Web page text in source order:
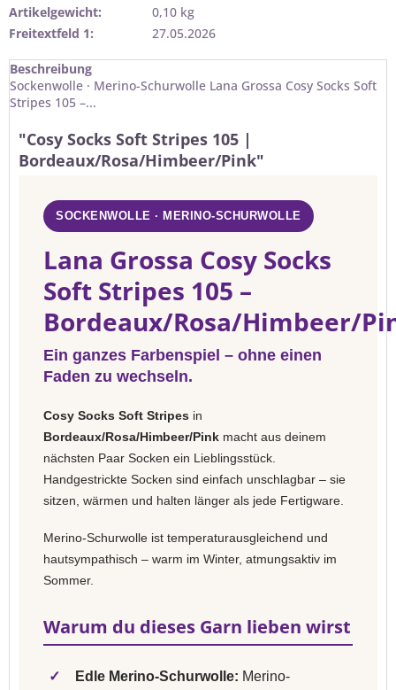
Artikelgewicht:
0,10 kg
Freitextfeld 1:
27.05.2026
Beschreibung
Sockenwolle · Merino-Schurwolle Lana Grossa Cosy Socks Soft
Stripes 105 –...
"Cosy Socks Soft Stripes 105 |
Bordeaux/Rosa/Himbeer/Pink"
SOCKENWOLLE · MERINO-SCHURWOLLE
Lana Grossa Cosy Socks
Soft Stripes 105 –
Bordeaux/Rosa/Himbeer/
Ein ganzes Farbenspiel – ohne einen
Faden zu wechseln.
Cosy Socks Soft Stripes in
Bordeaux/Rosa/Himbeer/Pink macht aus deinem
nächsten Paar Socken ein Lieblingsstück.
Handgestrickte Socken sind einfach unschlagbar – sie
sitzen, wärmen und halten länger als jede Fertigware.
Merino-Schurwolle ist temperaturausgleichend und
hautsympathisch – warm im Winter, atmungsaktiv im
Sommer.
Warum du dieses Garn lieben wirst
✓ Edle Merino-Schurwolle: Merino-